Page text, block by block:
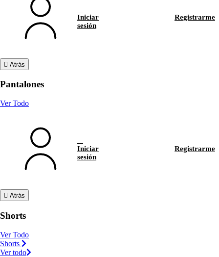
Iniciar
sesión
Registrarme
Atrás
Pantalones
Ver Todo
Iniciar
sesión
Registrarme
Atrás
Shorts
Ver Todo
Shorts
Ver todo